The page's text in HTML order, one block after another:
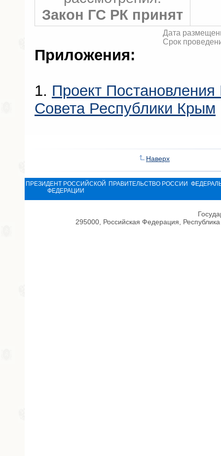
Закон ГС РК принят
Дата
Срок
Приложения:
1. Проект Постановления
Совета Республики Крым
Наверх
ПРЕЗИДЕНТ РОССИЙСКОЙ
ФЕДЕРАЦИИ
ПРАВИТЕЛЬСТВО РОССИИ
295000, Российская Федерация,